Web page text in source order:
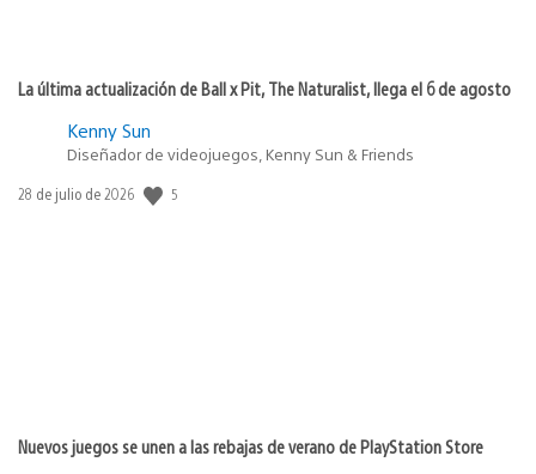
La última actualización de Ball x Pit, The Naturalist, llega el 6 de agosto
Kenny Sun
Diseñador de videojuegos, Kenny Sun & Friends
Fecha
28 de julio de 2026 5
Nuevos juegos se unen a las rebajas de verano de PlayStation Store